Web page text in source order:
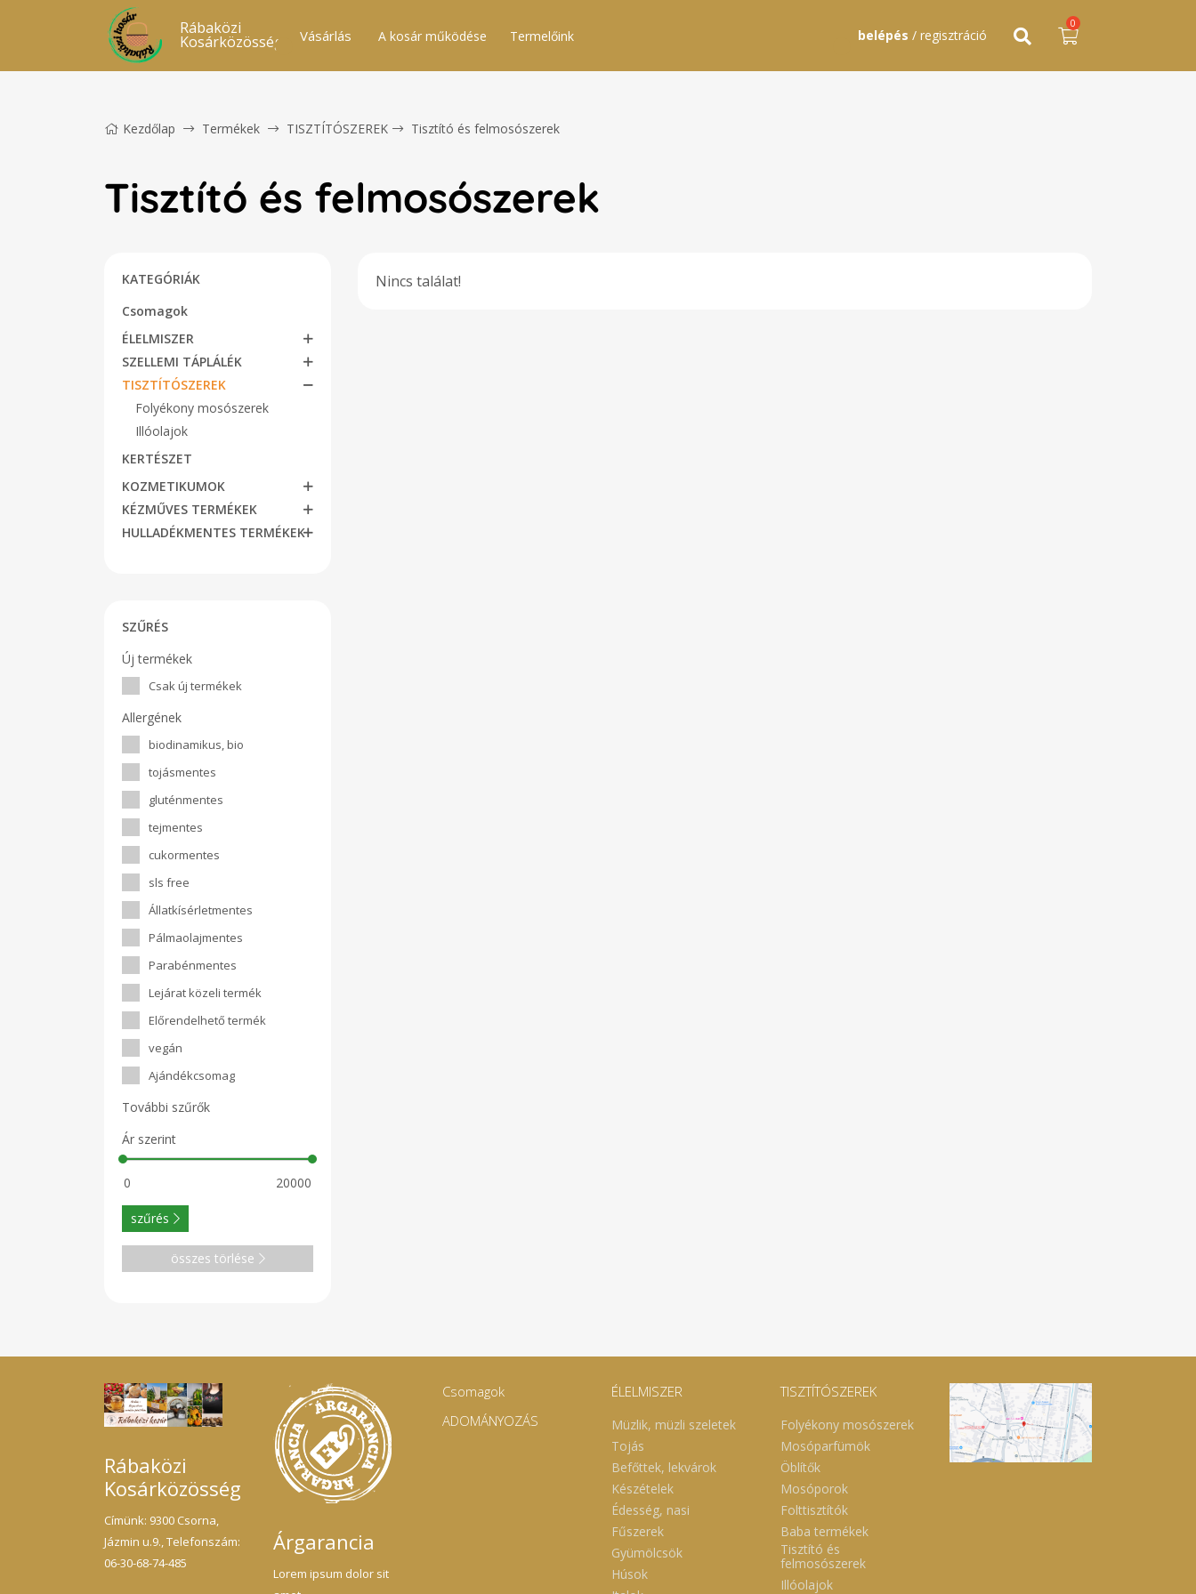
Rábaközi
Kosárközösség Vásárlás A kosár működése Termelőink belépés / regisztráció
0
Kezdőlap Termékek TISZTÍTÓSZEREK Tisztító és felmosószerek
Tisztító és felmosószerek
KATEGÓRIÁK
Csomagok
ÉLELMISZER
SZELLEMI TÁPLÁLÉK
TISZTÍTÓSZEREK
Folyékony mosószerek
Illóolajok
KERTÉSZET
KOZMETIKUMOK
KÉZMŰVES TERMÉKEK
HULLADÉKMENTES TERMÉKEK
SZŰRÉS
Új termékek
Csak új termékek
Allergének
biodinamikus, bio
tojásmentes
gluténmentes
tejmentes
cukormentes
sls free
Állatkísérletmentes
Pálmaolajmentes
Parabénmentes
Lejárat közeli termék
Előrendelhető termék
vegán
Ajándékcsomag
További szűrők
Ár szerint
szűrés
összes törlése
Nincs találat!
Rábaközi
Kosárközösség
Címünk: 9300 Csorna,
Jázmin u.9., Telefonszám:
06-30-68-74-485
Árgarancia
Lorem ipsum dolor sit
Csomagok
ADOMÁNYOZÁS
ÉLELMISZER
Müzlik, müzli szeletek
Tojás
Befőttek, lekvárok
Készételek
Édesség, nasi
Fűszerek
Gyümölcsök
Húsok
TISZTÍTÓSZEREK
Folyékony mosószerek
Mosóparfümök
Öblítők
Mosóporok
Folttisztítók
Baba termékek
Tisztító és
felmosószerek
Illóolajok